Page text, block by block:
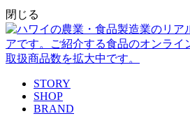
閉じる
STORY
SHOP
BRAND